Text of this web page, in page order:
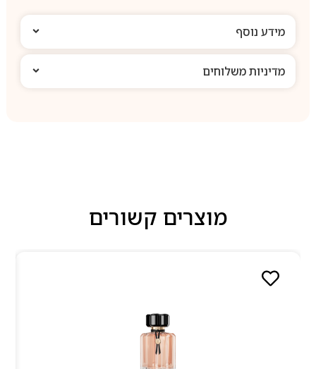
מידע נוסף
מדיניות משלוחים
מוצרים קשורים